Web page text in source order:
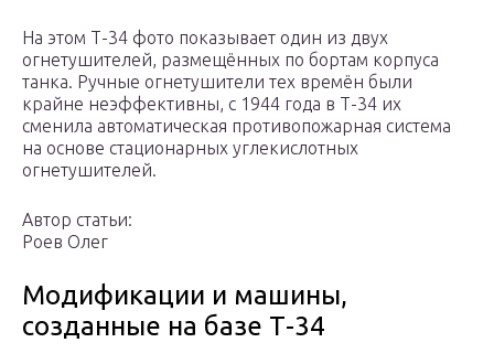
На этом Т-34 фото показывает один из двух
огнетушителей, размещённых по бортам корпуса
танка. Ручные огнетушители тех времён были
крайне неэффективны, с 1944 года в Т-34 их
сменила автоматическая противопожарная система
на основе стационарных углекислотных
огнетушителей.
Автор статьи:
Роев Олег
Модификации и машины,
созданные на базе Т-34